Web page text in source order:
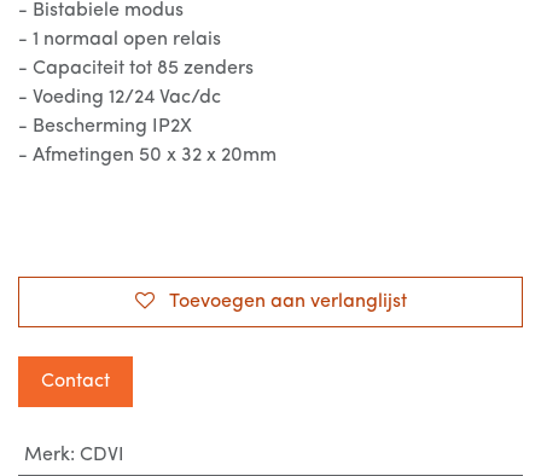
- Bistabiele modus
- 1 normaal open relais
- Capaciteit tot 85 zenders
- Voeding 12/24 Vac/dc
- Bescherming IP2X
- Afmetingen 50 x 32 x 20mm
Toevoegen aan verlanglijst
Contact
Merk: CDVI